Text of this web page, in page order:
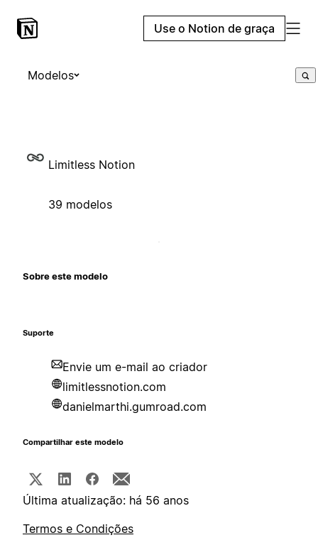
Use o Notion de graça
Modelos
Limitless Notion
39 modelos
Sobre este modelo
Suporte
Envie um e-mail ao criador
limitlessnotion.com
danielmarthi.gumroad.com
Compartilhar este modelo
Última atualização: há 56 anos
Termos e Condições